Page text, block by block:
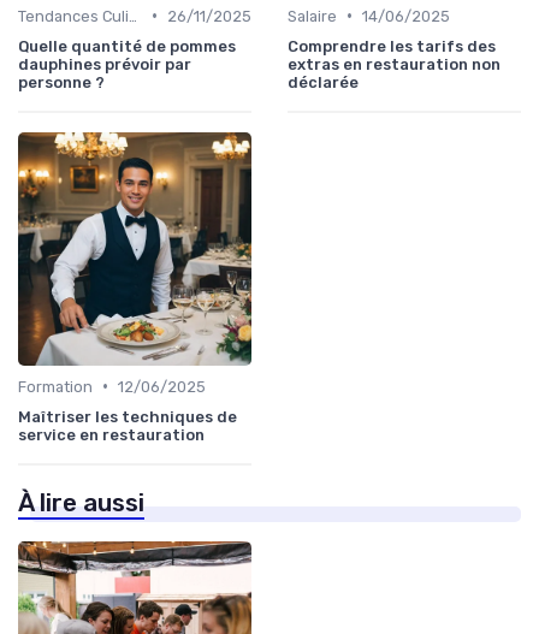
•
26/11/2025
Quelle quantité de pommes
dauphines prévoir par
personne ?
Salaire • 14/06/2025
Comprendre les tarifs des
extras en restauration non
déclarée
Formation • 12/06/2025
Maîtriser les techniques de
service en restauration
À lire aussi